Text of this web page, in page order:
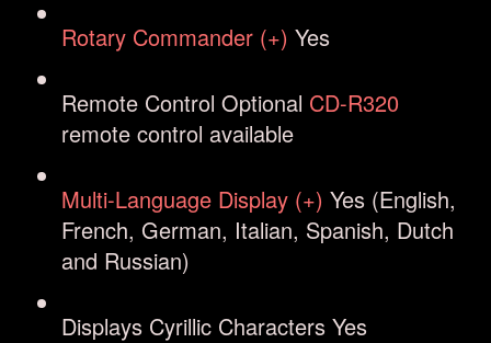
Rotary Commander (+) Yes
Remote Control Optional CD-R320
remote control available
Multi-Language Display (+) Yes (English,
French, German, Italian, Spanish, Dutch
and Russian)
Displays Cyrillic Characters Yes